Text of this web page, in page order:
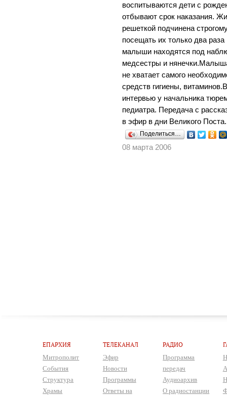
воспитываются дети с
отбывают срок наказания.
решеткой подчинена
посещать их только два
малыши находятся под
медсестры и
не хватает самого
средств гигиены,
интервью у начальника
педиатра. Передача с
в эфир в дни Великого Поста.
Поделиться…
08 марта 2006
ЕПАРХИЯ
Митрополит
События
Структура
Храмы
ТЕЛЕКАНАЛ
Эфир
Новости
Программы
Ответы на
РАДИО
Программа
передач
Аудиоархив
О радиостанции